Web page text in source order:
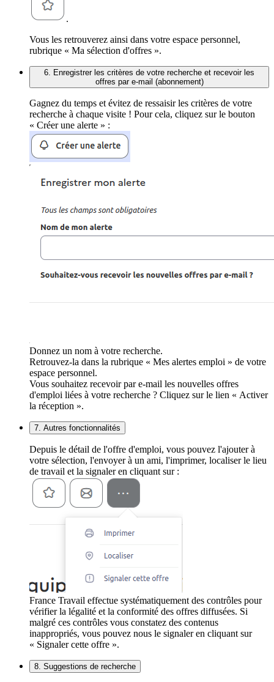
.
Vous les retrouverez ainsi dans votre espace personnel,
rubrique « Ma sélection d'offres ».
6. Enregistrer les critères de votre recherche et recevoir les
offres par e-mail (abonnement)
Gagnez du temps et évitez de ressaisir les critères de votre
recherche à chaque visite ! Pour cela, cliquez sur le bouton
« Créer une alerte » :
Donnez un nom à votre recherche.
Retrouvez-la dans la rubrique « Mes alertes emploi » de votre
espace personnel.
Vous souhaitez recevoir par e-mail les nouvelles offres
d'emploi liées à votre recherche ? Cliquez sur le lien « Activer
la réception ».
7. Autres fonctionnalités
Depuis le détail de l'offre d'emploi, vous pouvez l'ajouter à
votre sélection, l'envoyer à un ami, l'imprimer, localiser le lieu
de travail et la signaler en cliquant sur :
France Travail effectue systématiquement des contrôles pour
vérifier la légalité et la conformité des offres diffusées. Si
malgré ces contrôles vous constatez des contenus
inappropriés, vous pouvez nous le signaler en cliquant sur
« Signaler cette offre ».
8. Suggestions de recherche